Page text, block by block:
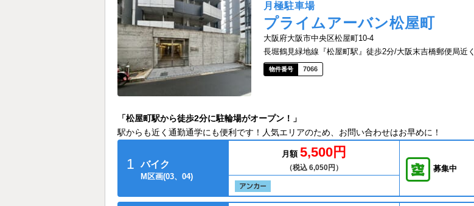
月極駐車場
プライムアーバン松屋町
大阪府大阪市中央区松屋町10-4
長堀鶴見緑地線『松屋町駅』徒歩2分/大阪末吉橋郵便局近く
7066
「松屋町駅から徒歩2分に駐輪場がオープン！」
駅からも近く通勤通学にも便利です！人気エリアのため、お問い合わせはお早めに！
1 バイク
M区画(03、04)
月額 5,500円
（税込 6,050円） 募集中